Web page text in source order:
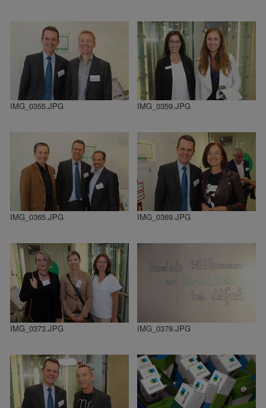
IMG_0355.JPG IMG_0359.JPG
IMG_0365.JPG IMG_0369.JPG
IMG_0373.JPG IMG_0379.JPG